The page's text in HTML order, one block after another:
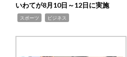
いわてが8月10日～12日に実施
スポーツ ビジネス